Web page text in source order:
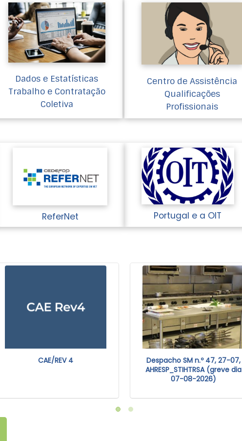
Dados e Estatísticas
Trabalho e Contratação
Coletiva
Centro de Assistência
Qualificações
Profissionais
ReferNet Portugal e a OIT
CAE/REV 4
Despacho SM n.º 47, 27-07,
AHRESP_STIHTRSA (greve dia
07-08-2026)